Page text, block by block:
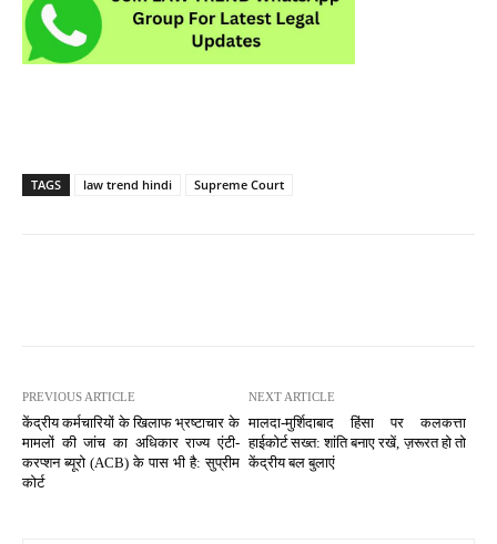
TAGS law trend hindi Supreme Court
PREVIOUS ARTICLE
केंद्रीय कर्मचारियों के खिलाफ भ्रष्टाचार के
मामलों की जांच का अधिकार राज्य एंटी-
करप्शन ब्यूरो (ACB) के पास भी है: सुप्रीम
कोर्ट
NEXT ARTICLE
मालदा-मुर्शिदाबाद हिंसा पर कलकत्ता
हाईकोर्ट सख्त: शांति बनाए रखें, ज़रूरत हो तो
केंद्रीय बल बुलाएं